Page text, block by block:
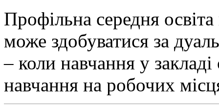
Профільна середня
може здобуватися за
– коли навчання у
навчання на робочих